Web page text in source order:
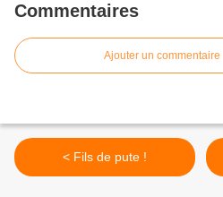
Commentaires
Ajouter un commentaire
< Fils de pute !